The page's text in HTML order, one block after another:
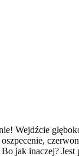
Wejdźcie
jak inaczej? Jest